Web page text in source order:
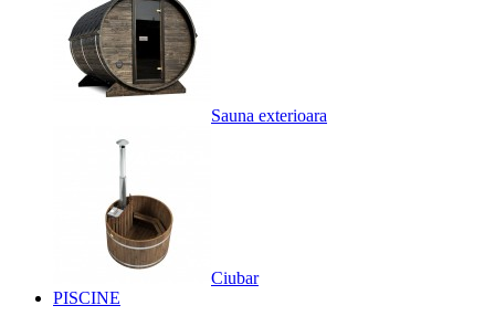
Sauna exterioara
Ciubar
PISCINE